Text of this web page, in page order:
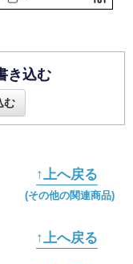
き込む
む
↑上へ戻る
(その他の関連商品)
↑上へ戻る